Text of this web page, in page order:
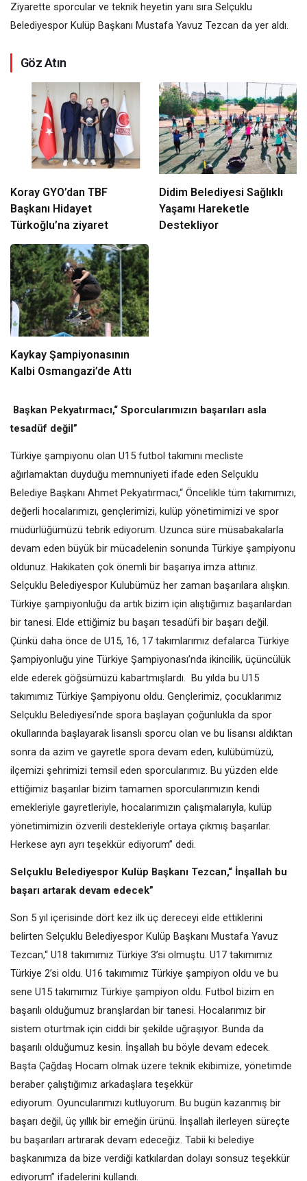
Ziyarette sporcular ve teknik heyetin yanı sıra Selçuklu
Belediyespor Kulüp Başkanı Mustafa Yavuz Tezcan da yer aldı.
Göz Atın
Koray GYO’dan TBF
Başkanı Hidayet
Türkoğlu’na ziyaret
Didim Belediyesi Sağlıklı
Yaşamı Hareketle
Destekliyor
Kaykay Şampiyonasının
Kalbi Osmangazi’de Attı
Başkan Pekyatırmacı,“ Sporcularımızın başarıları asla
tesadüf değil”
Türkiye şampiyonu olan U15 futbol takımını mecliste
ağırlamaktan duyduğu memnuniyeti ifade eden Selçuklu
Belediye Başkanı Ahmet Pekyatırmacı,“ Öncelikle tüm takımımızı,
değerli hocalarımızı, gençlerimizi, kulüp yönetimimizi ve spor
müdürlüğümüzü tebrik ediyorum. Uzunca süre müsabakalarla
devam eden büyük bir mücadelenin sonunda Türkiye şampiyonu
oldunuz. Hakikaten çok önemli bir başarıya imza attınız.
Selçuklu Belediyespor Kulubümüz her zaman başarılara alışkın.
Türkiye şampiyonluğu da artık bizim için alıştığımız başarılardan
bir tanesi. Elde ettiğimiz bu başarı tesadüfi bir başarı değil.
Çünkü daha önce de U15, 16, 17 takımlarımız defalarca Türkiye
Şampiyonluğu yine Türkiye Şampiyonası’nda ikincilik, üçüncülük
elde ederek göğsümüzü kabartmışlardı. Bu yılda bu U15
takımımız Türkiye Şampiyonu oldu. Gençlerimiz, çocuklarımız
Selçuklu Belediyesi’nde spora başlayan çoğunlukla da spor
okullarında başlayarak lisanslı sporcu olan ve bu lisansı aldıktan
sonra da azim ve gayretle spora devam eden, kulübümüzü,
ilçemizi şehrimizi temsil eden sporcularımız. Bu yüzden elde
ettiğimiz başarılar bizim tamamen sporcularımızın kendi
emekleriyle gayretleriyle, hocalarımızın çalışmalarıyla, kulüp
yönetimimizin özverili destekleriyle ortaya çıkmış başarılar.
Herkese ayrı ayrı teşekkür ediyorum” dedi.
Selçuklu Belediyespor Kulüp Başkanı Tezcan,“ İnşallah bu
başarı artarak devam edecek”
Son 5 yıl içerisinde dört kez ilk üç dereceyi elde ettiklerini
belirten Selçuklu Belediyespor Kulüp Başkanı Mustafa Yavuz
Tezcan,“ U18 takımımız Türkiye 3’si olmuştu. U17 takımımız
Türkiye 2’si oldu. U16 takımımız Türkiye şampiyon oldu ve bu
sene U15 takımımız Türkiye şampiyon oldu. Futbol bizim en
başarılı olduğumuz branşlardan bir tanesi. Hocalarımız bir
sistem oturtmak için ciddi bir şekilde uğraşıyor. Bunda da
başarılı olduğumuz kesin. İnşallah bu böyle devam edecek.
Başta Çağdaş Hocam olmak üzere teknik ekibimize, yönetimde
beraber çalıştığımız arkadaşlara teşekkür
ediyorum.Oyuncularımızı kutluyorum. Bu bugün kazanmış bir
başarı değil, üç yıllık bir emeğin ürünü. İnşallah ilerleyen süreçte
bu başarıları artırarak devam edeceğiz. Tabii ki belediye
başkanımıza da bize verdiği katkılardan dolayı sonsuz teşekkür
ediyorum” ifadelerini kullandı.